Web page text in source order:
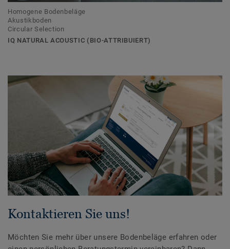
Homogene Bodenbeläge
Akustikboden
Circular Selection
IQ NATURAL ACOUSTIC (BIO-ATTRIBUIERT)
Kontaktieren Sie uns!
Möchten Sie mehr über unsere Bodenbeläge erfahren oder